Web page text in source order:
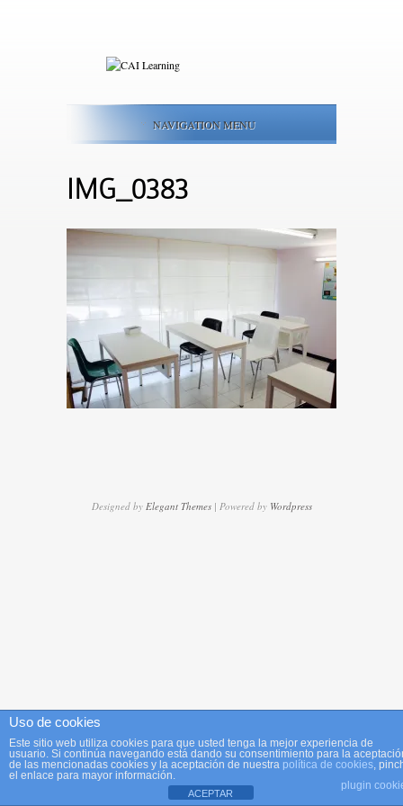
NAVIGATION MENU
IMG_0383
Designed by Elegant Themes| Powered by Wordpress
Uso de cookies
Este sitio web utiliza cookies para que usted tenga la mejor experiencia de
usuario. Si continúa navegando está dando su consentimiento para la
de las mencionadas cookies y la aceptación de nuestra política de cookies,
el enlace para mayor información.
plugin
ACEPTAR